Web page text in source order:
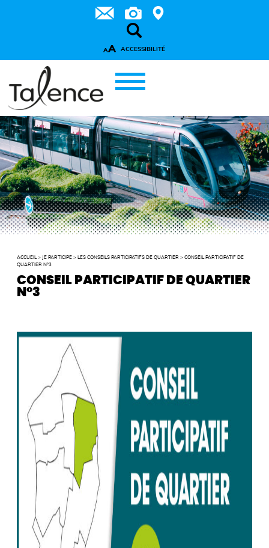
AA ACCESSIBILITÉ
ACCUEIL > JE PARTICIPE > LES CONSEILS PARTICIPATIFS DE QUARTIER >CONSEIL PARTICIPATIF DE
QUARTIER N°3
CONSEIL PARTICIPATIF DE QUARTIER
N°3